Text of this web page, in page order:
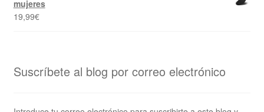
mujeres
19,99€
Suscríbete al blog por correo electrónico